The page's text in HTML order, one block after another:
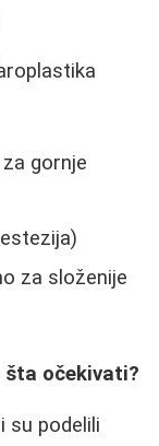
gornje
za složenije
šta očekivati?
su podelili